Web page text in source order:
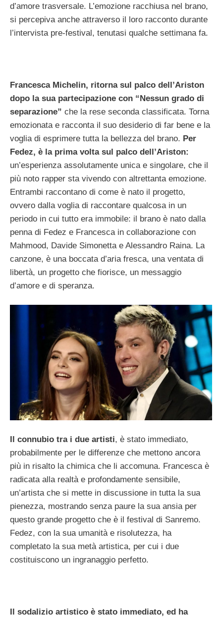
d’amore trasversale. L’emozione racchiusa nel brano,
si percepiva anche attraverso il loro racconto durante
l’intervista pre-festival, tenutasi qualche settimana fa.
Francesca Michelin, ritorna sul palco dell’Ariston
dopo la sua partecipazione con “Nessun grado di
separazione” che la rese seconda classificata. Torna
emozionata e racconta il suo desiderio di far bene e la
voglia di esprimere tutta la bellezza del brano. Per
Fedez, è la prima volta sul palco dell’Ariston:
un’esperienza assolutamente unica e singolare, che il
più noto rapper sta vivendo con altrettanta emozione.
Entrambi raccontano di come è nato il progetto,
ovvero dalla voglia di raccontare qualcosa in un
periodo in cui tutto era immobile: il brano è nato dalla
penna di Fedez e Francesca in collaborazione con
Mahmood, Davide Simonetta e Alessandro Raina. La
canzone, è una boccata d’aria fresca, una ventata di
libertà, un progetto che fiorisce, un messaggio
d’amore e di speranza.
Il connubio tra i due artisti, è stato immediato,
probabilmente per le differenze che mettono ancora
più in risalto la chimica che li accomuna. Francesca è
radicata alla realtà e profondamente sensibile,
un’artista che si mette in discussione in tutta la sua
pienezza, mostrando senza paure la sua ansia per
questo grande progetto che è il festival di Sanremo.
Fedez, con la sua umanità e risolutezza, ha
completato la sua metà artistica, per cui i due
costituiscono un ingranaggio perfetto.
Il sodalizio artistico è stato immediato, ed ha